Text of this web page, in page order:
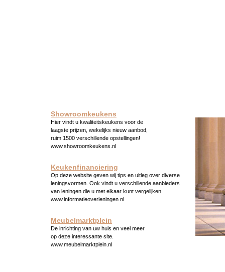
Showroomkeukens
Hier vindt u kwaliteitskeukens voor de
laagste prijzen, wekelijks nieuw aanbod,
ruim 1500 verschillende opstellingen!
www.showroomkeukens.nl
Keukenfinanciering
Op deze website geven wij tips en uitleg over diverse
leningsvormen. Ook vindt u verschillende aanbieders
van leningen die u met elkaar kunt vergelijken.
www.informatieoverleningen.nl
Meubelmarktplein
De inrichting van uw huis en veel meer
op deze interessante site.
www.meubelmarktplein.nl